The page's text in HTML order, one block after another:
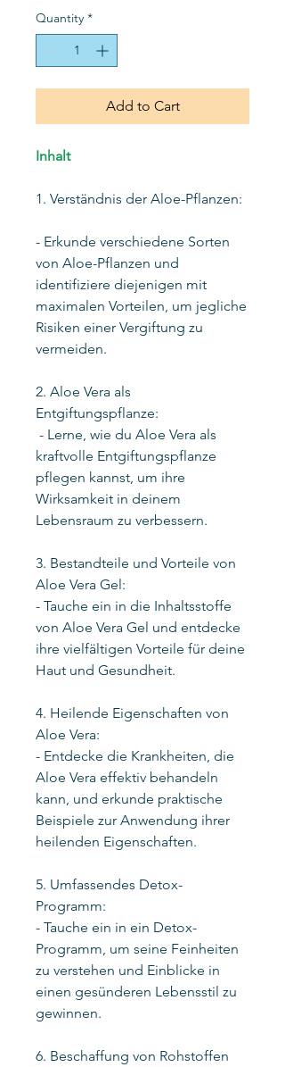
Quantity *
Add to Cart
Inhalt
1. Verständnis der Aloe-Pflanzen:
- Erkunde verschiedene Sorten
von Aloe-Pflanzen und
identifiziere diejenigen mit
maximalen Vorteilen, um jegliche
Risiken einer Vergiftung zu
vermeiden.
2. Aloe Vera als
Entgiftungspflanze:
- Lerne, wie du Aloe Vera als
kraftvolle Entgiftungspflanze
pflegen kannst, um ihre
Wirksamkeit in deinem
Lebensraum zu verbessern.
3. Bestandteile und Vorteile von
Aloe Vera Gel:
- Tauche ein in die Inhaltsstoffe
von Aloe Vera Gel und entdecke
ihre vielfältigen Vorteile für deine
Haut und Gesundheit.
4. Heilende Eigenschaften von
Aloe Vera:
- Entdecke die Krankheiten, die
Aloe Vera effektiv behandeln
kann, und erkunde praktische
Beispiele zur Anwendung ihrer
heilenden Eigenschaften.
5. Umfassendes Detox-
Programm:
- Tauche ein in ein Detox-
Programm, um seine Feinheiten
zu verstehen und Einblicke in
einen gesünderen Lebensstil zu
gewinnen.
6. Beschaffung von Rohstoffen